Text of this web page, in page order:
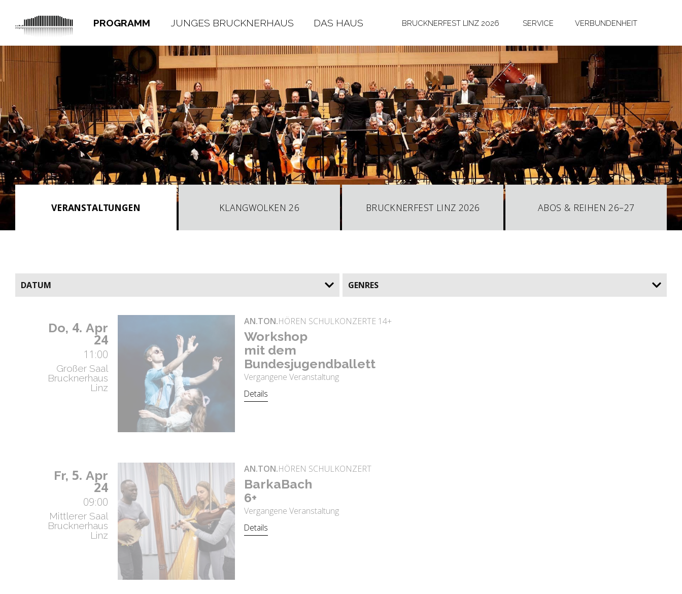
PROGRAMM JUNGES BRUCKNERHAUS DAS HAUS BRUCKNERFEST LINZ 2026 SERVICE VERBUNDENHEIT
VERANSTALTUNGEN KLANGWOLKEN 26 BRUCKNERFEST LINZ 2026 ABOS & REIHEN 26–27
DATUM GENRES
Do, 4. Apr
24
11:00
Großer Saal
Brucknerhaus
Linz
AN.TON.HÖREN SCHULKONZERTE 14+
Work­shop
mit dem
Bun­des­ju­gend­bal­lett
Vergangene Veranstaltung
Details
Fr, 5. Apr
24
09:00
Mittlerer Saal
Brucknerhaus
Linz
AN.TON.HÖREN SCHULKONZERT
Bar­ka­Bach
6+
Vergangene Veranstaltung
Details